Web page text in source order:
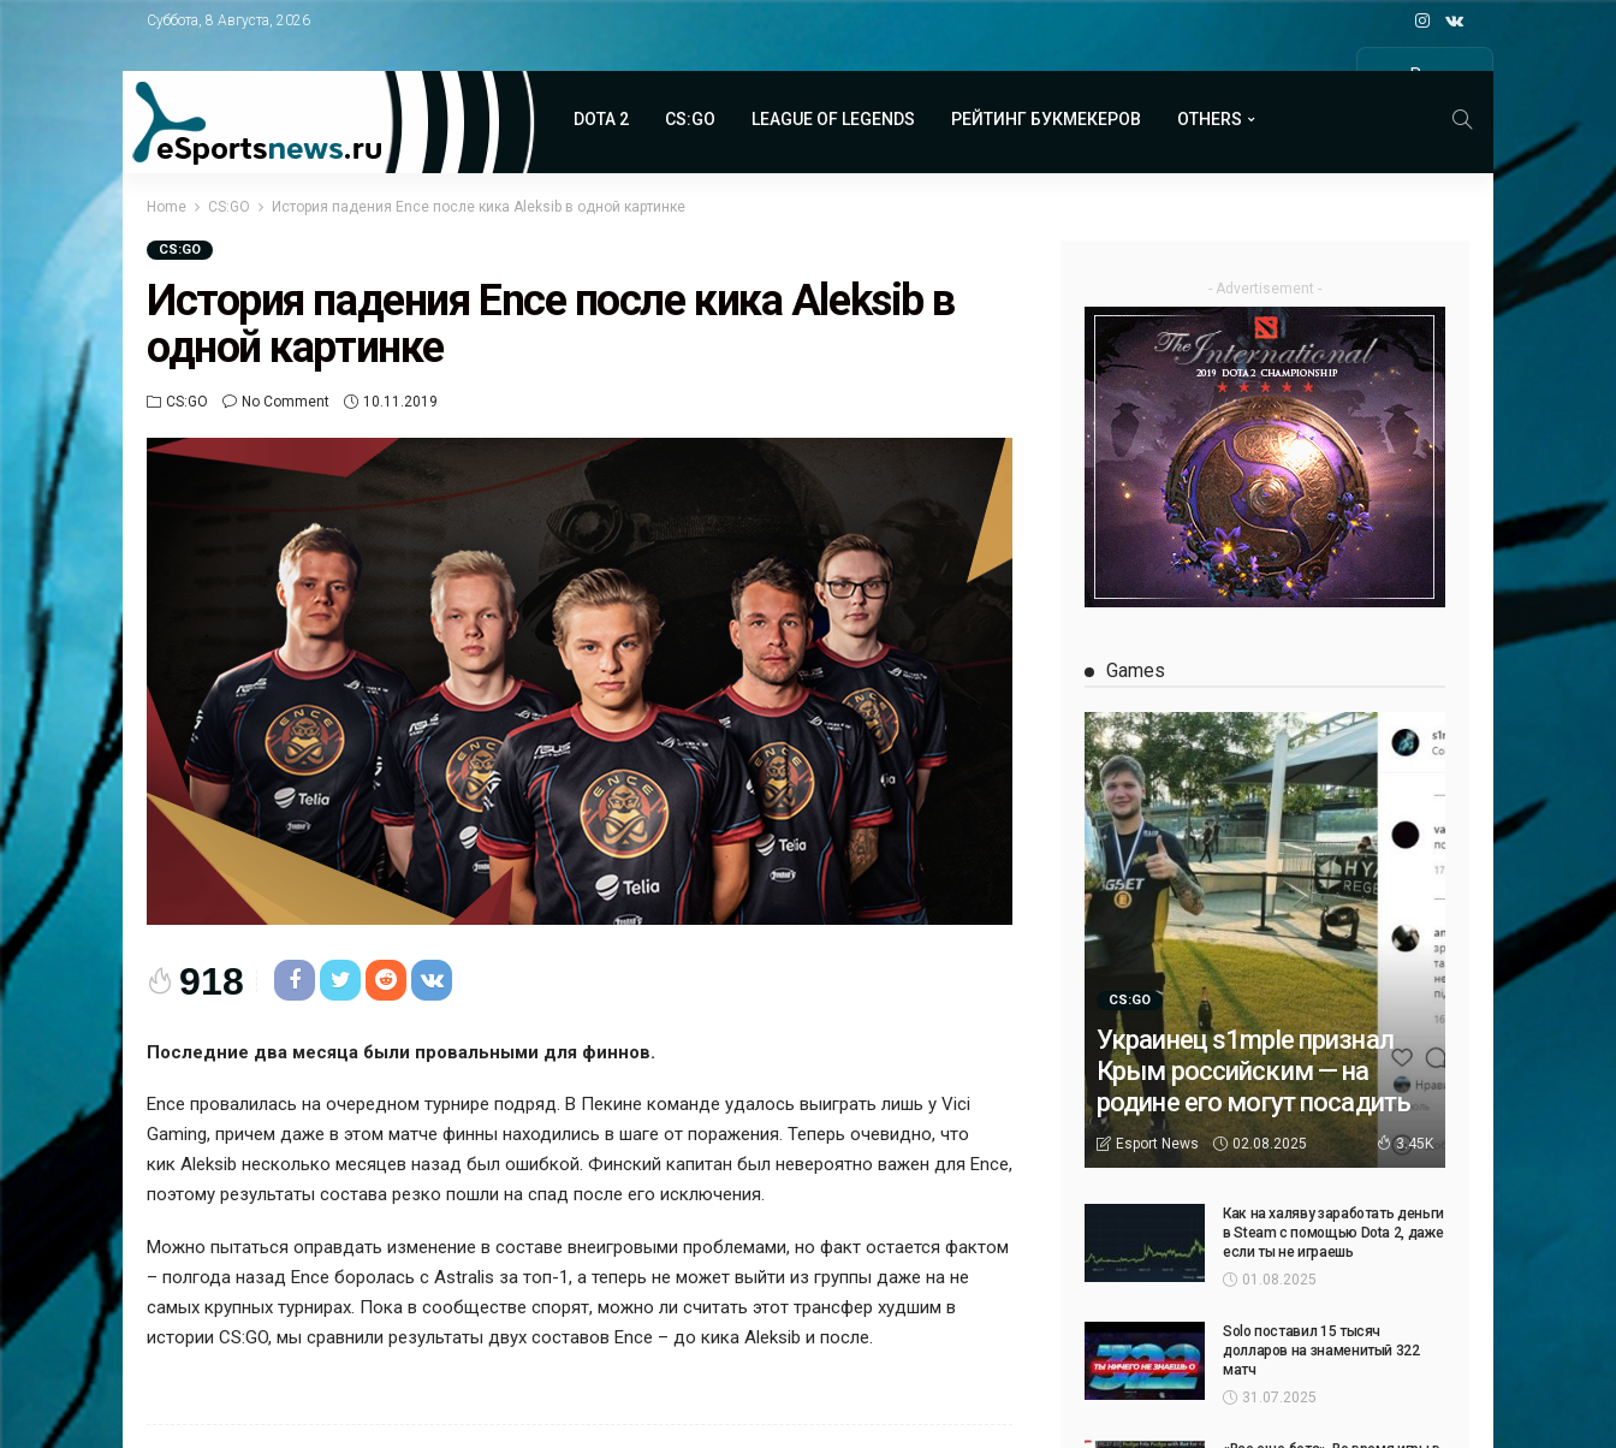
Суббота, 8 Августа, 2026
Все
DOTA 2 CS:GO LEAGUE OF LEGENDS РЕЙТИНГ БУКМЕКЕРОВ OTHERS
Home CS:GO История падения Ence после кика Aleksib в одной картинке
CS:GO
История падения Ence после кика Aleksib в
одной картинке
CS:GO No Comment 10.11.2019
918
Последние два месяца были провальными для финнов.
Ence провалилась на очередном турнире подряд. В Пекине команде удалось выиграть лишь у Vici
Gaming, причем даже в этом матче финны находились в шаге от поражения. Теперь очевидно, что
кик Aleksib несколько месяцев назад был ошибкой. Финский капитан был невероятно важен для Ence,
поэтому результаты состава резко пошли на спад после его исключения.
Можно пытаться оправдать изменение в составе внеигровыми проблемами, но факт остается фактом
– полгода назад Ence боролась с Astralis за топ-1, а теперь не может выйти из группы даже на не
самых крупных турнирах. Пока в сообществе спорят, можно ли считать этот трансфер худшим в
истории CS:GO, мы сравнили результаты двух составов Ence – до кика Aleksib и после.
- Advertisement -
Games
CS:GO
Украинец s1mple признал
Крым российским — на
родине его могут посадить
Esport News 02.08.2025 3.45K
Как на халяву заработать деньги
в Steam с помощью Dota 2, даже
если ты не играешь
01.08.2025
Solo поставил 15 тысяч
долларов на знаменитый 322
матч
31.07.2025